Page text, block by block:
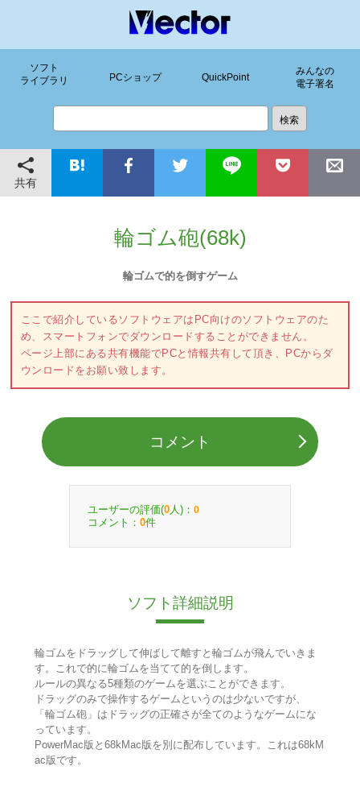
ソフト
ライブラリ
PCショップ QuickPoint
みんなの
電子署名
共有
輪ゴム砲(68k)
輪ゴムで的を倒すゲーム
ここで紹介しているソフトウェアはPC向けのソフトウェアのた
め、スマートフォンでダウンロードすることができません。
ページ上部にある共有機能でPCと情報共有して頂き、PCからダ
ウンロードをお願い致します。
コメント
ユーザーの評価(0 人)： 0
コメント： 0件
ソフト詳細説明
輪ゴムをドラッグして伸ばして離すと輪ゴムが飛んでいきま
す。これで的に輪ゴムを当てて的を倒します。
ルールの異なる5種類のゲームを選ぶことができます。
ドラッグのみで操作するゲームというのは少ないですが、
「輪ゴム砲」はドラッグの正確さが全てのようなゲームにな
っています。
PowerMac版と68kMac版を別に配布しています。これは68kM
ac版です。